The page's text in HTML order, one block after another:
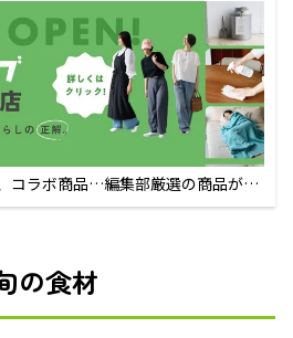
コラボ商品…編集部厳選の商品が買
の食材